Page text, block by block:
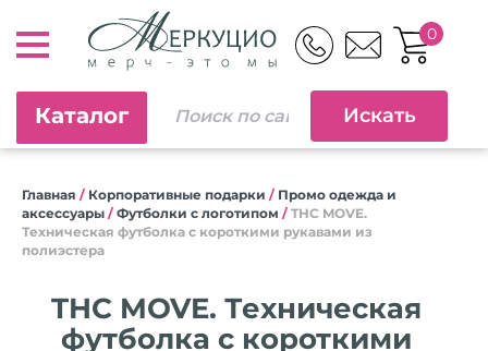
0
Каталог
Главная / Корпоративные подарки / Промо одежда и
аксессуары / Футболки с логотипом / THC MOVE.
Техническая футболка с короткими рукавами из
полиэстера
THC MOVE. Техническая
футболка с короткими